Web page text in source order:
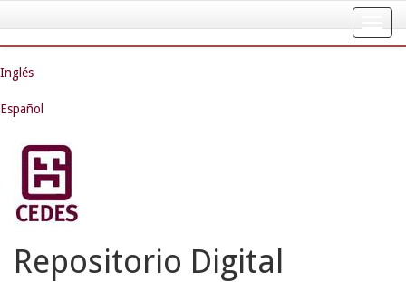
navigation
Inglés
Español
Repositorio Digital